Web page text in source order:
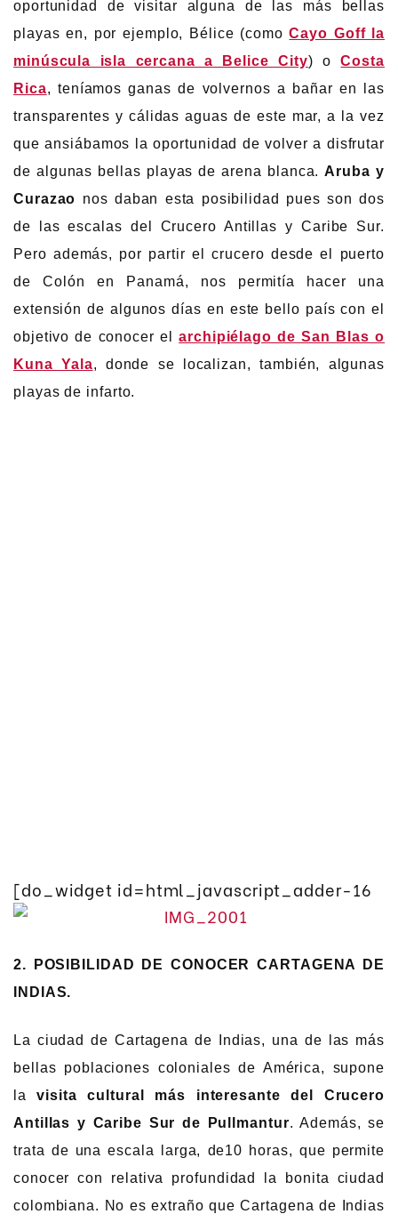
oportunidad de visitar alguna de las más bellas
playas en, por ejemplo, Bélice (comoCayo Goff la
minúscula isla cercana a Belice City) oCosta
Rica, teníamos ganas de volvernos a bañar en las
transparentes y cálidas aguas de este mar, a la vez
que ansiábamos la oportunidad de volver a disfrutar
de algunas bellas playas de arena blanca.Aruba y
Curazao nos daban esta posibilidad pues son dos
de las escalas del Crucero Antillas y Caribe Sur.
Pero además, por partir el crucero desde el puerto
de Colón en Panamá, nos permitía hacer una
extensión de algunos días en este bello país con el
objetivo de conocer elarchipiélago de San Blas o
Kuna Yala, donde se localizan, también, algunas
playas de infarto.
[do_widget id=html_javascript_adder-16
2. POSIBILIDAD DE CONOCER CARTAGENA DE
INDIAS.
La ciudad de Cartagena de Indias, una de las más
bellas poblaciones coloniales de América, supone
lavisita cultural más interesante del Crucero
Antillas y Caribe Sur de Pullmantur. Además, se
trata de una escala larga, de10 horas, que permite
conocer con relativa profundidad la bonita ciudad
colombiana. No es extraño que Cartagena de Indias